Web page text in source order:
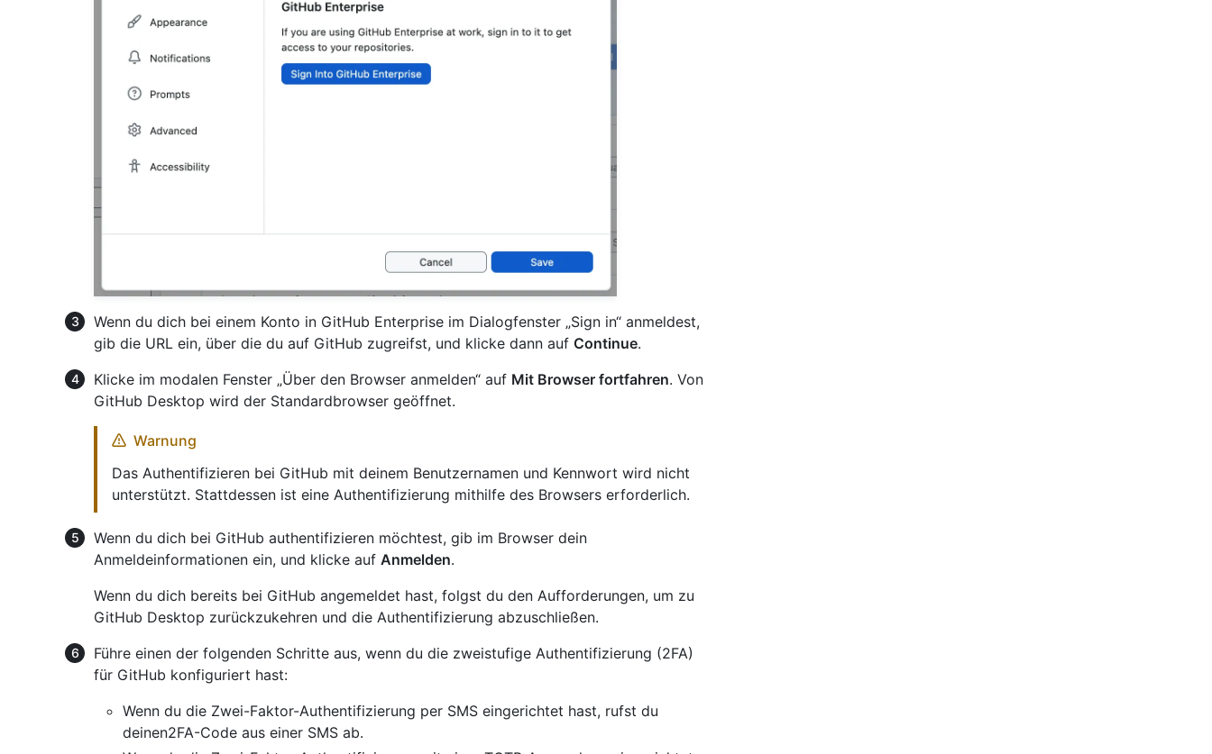
Wenn du dich bei einem Konto in GitHub Enterprise im Dialogfenster „Sign in“ anmeldest,
gib die URL ein, über die du auf GitHub zugreifst, und klicke dann auf Continue.
Klicke im modalen Fenster „Über den Browser anmelden“ auf Mit Browser fortfahren. Von
GitHub Desktop wird der Standardbrowser geöffnet.
Warnung
Das Authentifizieren bei GitHub mit deinem Benutzernamen und Kennwort wird nicht
unterstützt. Stattdessen ist eine Authentifizierung mithilfe des Browsers erforderlich.
Wenn du dich bei GitHub authentifizieren möchtest, gib im Browser dein
Anmeldeinformationen ein, und klicke auf Anmelden.
Wenn du dich bereits bei GitHub angemeldet hast, folgst du den Aufforderungen, um zu
GitHub Desktop zurückzukehren und die Authentifizierung abzuschließen.
Führe einen der folgenden Schritte aus, wenn du die zweistufige Authentifizierung (2FA)
für GitHub konfiguriert hast:
Wenn du die Zwei-Faktor-Authentifizierung per SMS eingerichtet hast, rufst du
deinen2FA-Code aus einer SMS ab.